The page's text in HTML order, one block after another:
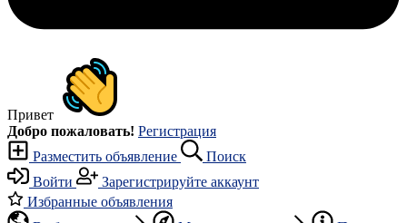
Привет
Добро пожаловать! Регистрация
Разместить объявление
Поиск
Войти
Зарегистрируйте аккаунт
Избранные объявления